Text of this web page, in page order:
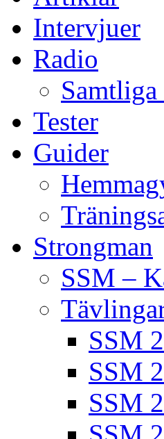
Intervjuer
Radio
Tester
Guider
Strongman
SSM –
SSM
SSM
SSM